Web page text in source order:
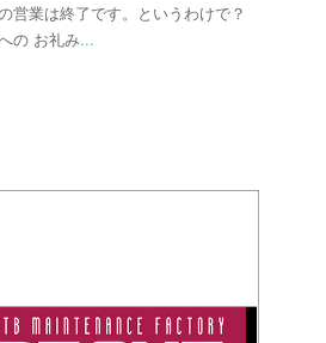
営業は終了です。というわけで？
の お礼み...